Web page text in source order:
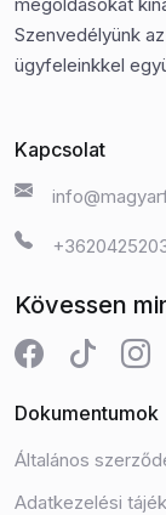
Szenvedélyünk
ügyfeleinkkel
Kapcsolat
Kövessen
Dokumentumok
Általános
Adatkezelési